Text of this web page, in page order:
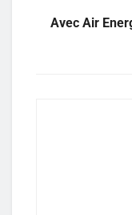
Avec Air